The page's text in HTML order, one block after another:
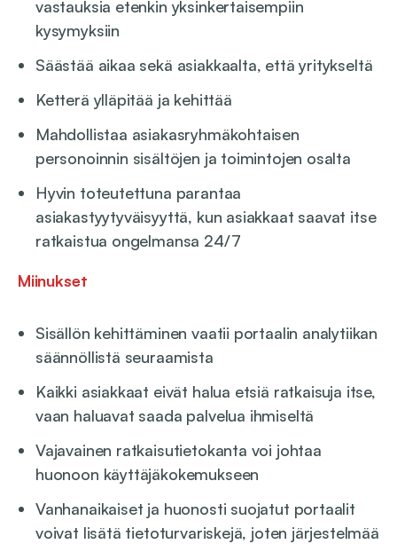
vastauksia etenkin yksinkertaisempiin
kysymyksiin
Säästää aikaa sekä asiakkaalta, että yritykseltä
Ketterä ylläpitää ja kehittää
Mahdollistaa asiakasryhmäkohtaisen
personoinnin sisältöjen ja toimintojen osalta
Hyvin toteutettuna parantaa
asiakastyytyväisyyttä, kun asiakkaat saavat itse
ratkaistua ongelmansa 24/7
Miinukset
Sisällön kehittäminen vaatii portaalin analytiikan
säännöllistä seuraamista
Kaikki asiakkaat eivät halua etsiä ratkaisuja itse,
vaan haluavat saada palvelua ihmiseltä
Vajavainen ratkaisutietokanta voi johtaa
huonoon käyttäjäkokemukseen
Vanhanaikaiset ja huonosti suojatut portaalit
voivat lisätä tietoturvariskejä, joten järjestelmää